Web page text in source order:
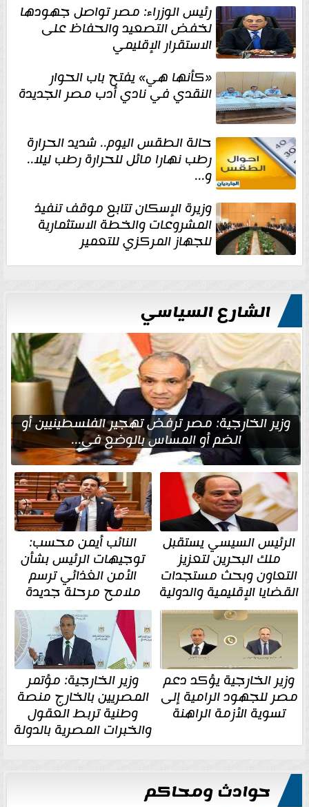
رئيس الوزراء: مصر تواصل جهودها
لخفض التصعيد والحفاظ على
الاستقرار الإقليمي
«كأنها هي» يفتح باب الحوار
النقدي في نادي أدب مصر الجديدة
حالة الطقس اليوم.. شديد الحرارة
رطب نهارا مائل للحرارة رطب ليلا..
و...
وزيرة الإسكان تتابع موقف تنفيذ
المشروعات والخطة الاستثمارية
للجهاز المركزي للتعمير
الشارع السياسي
وزير الخارجية: مصر ترفض تهجير الفلسطينيين أو
الضم أو المساس بالوضع في...
الرئيس السيسي يستقبل
ملك البحرين لتعزيز
التعاون وبحث مستجدات
القضايا الإقليمية والدولية
النائب أيمن محسب:
توجيهات الرئيس بشأن
الأمن الغذائي ترسم
ملامح مرحلة جديدة
وزير الخارجية يؤكد دعم
مصر للجهود الرامية إلى
تسوية الأزمة الراهنة
وزير الخارجية: مؤتمر
المصريين بالخارج منصة
وطنية تربط العقول
والخبرات المصرية بالدولة
حوادث ومحاكم